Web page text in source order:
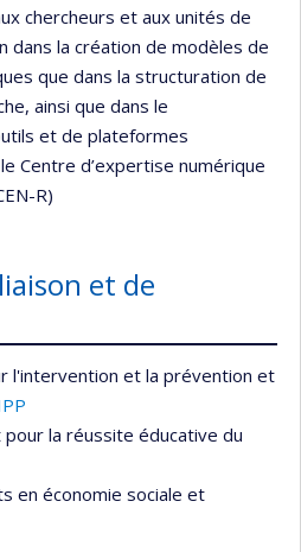
chercheurs et aux unités de
dans la création de modèles de
que dans la structuration de
ainsi que dans le
et de plateformes
Centre d’expertise numérique
R)
et de
l'intervention et la prévention et
la réussite éducative du
en économie sociale et